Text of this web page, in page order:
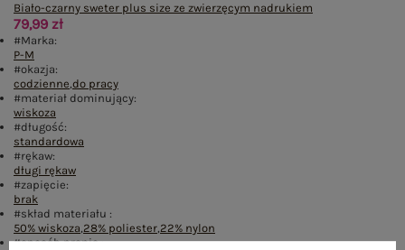
Biało-czarny sweter plus size ze zwierzęcym nadrukiem
79,99 zł
#Marka:
P-M
#okazja:
codzienne,do pracy
#materiał dominujący:
wiskoza
#długość:
standardowa
#rękaw:
długi rękaw
#zapięcie:
brak
#skład materiału :
50% wiskoza,28% poliester,22% nylon
#sposób prania :